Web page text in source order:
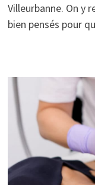
Villeurbanne. On y
bien pensés pour